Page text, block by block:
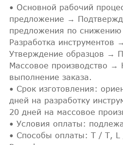
• Основной рабочий
предложение →
предложения по снижению
Разработка инструментов
Утверждение образцов →
Массовое производство →
выполнение заказа.
• Срок изготовления:
дней на разработку
20 дней на массовое
• Условия оплаты:
• Способы оплаты: T / T, L